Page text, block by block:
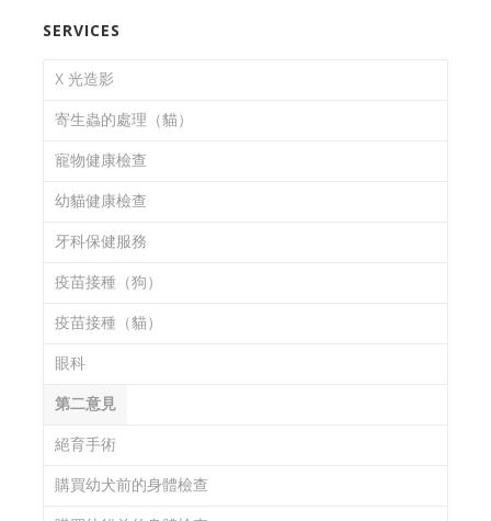
SERVICES
X 光造影
寄生蟲的處理（貓）
寵物健康檢查
幼貓健康檢查
牙科保健服務
疫苗接種（狗）
疫苗接種（貓）
眼科
第二意見
絕育手術
購買幼犬前的身體檢查